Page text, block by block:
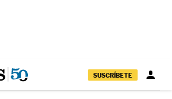
SUSCRÍBETE